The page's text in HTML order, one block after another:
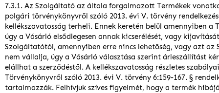
7.3.1. Az Szolgáltató az általa forgalmazott Termékek
polgári törvénykönyvről szóló 2013. évi V. törvény
kellékszavatosság terheli. Ennek keretén belül amennyiben a
úgy a Vásárló elsődlegesen annak kicserélését, vagy
Szolgáltatótól, amennyiben erre nincs lehetőség, vagy azt az
nem vállalja, úgy a Vásárló választása szerint árleszállítást
elállhat a szerződéstől. A kellékszavatosság részletes
Törvénykönyvről szóló 2013. évi V. törvény 6:159-167. §
tartalmazzák. Felhívjuk szíves figyelmét, hogy a termék